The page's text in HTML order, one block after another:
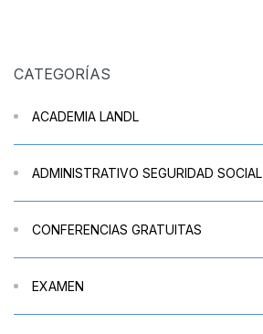
CATEGORÍAS
ACADEMIA LANDL
ADMINISTRATIVO SEGURIDAD SOCIAL
CONFERENCIAS GRATUITAS
EXAMEN